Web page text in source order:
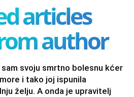
articles
author
sam svoju smrtno bolesnu kćer
i tako joj ispunila
želju. A onda je upravitelj